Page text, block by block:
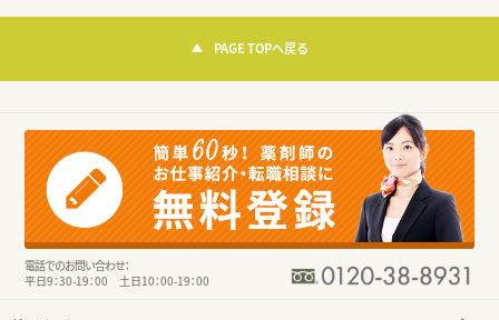
PAGE TOPへ戻る
電話でのお問い合わせ：
平日9：30-19：00 土日10：00-19：00